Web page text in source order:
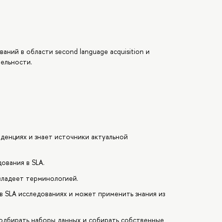
в области second language acquisition и
и знает источники актуальной
в SLA.
терминологией.
исследованиях и может применить знания из
наборы данных и собирать собственные